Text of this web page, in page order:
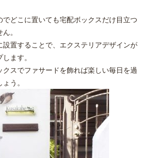
どこに置いても宅配ボックスだけ目立つ
。
置することで、エクステリアデザインが
ます。
クスでファサードを飾れば楽しい毎日を過
う。